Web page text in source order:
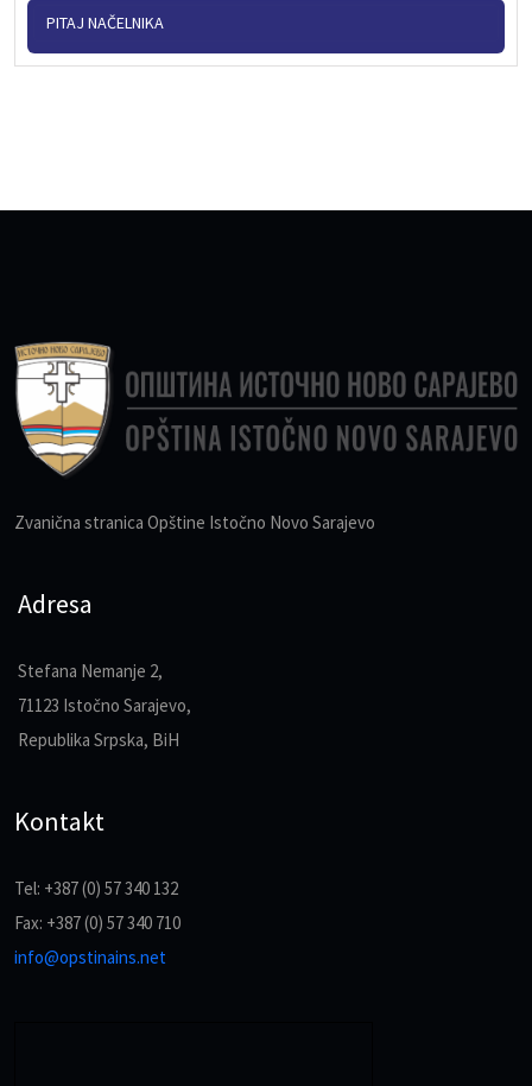
PITAJ NAČELNIKA
Zvanična stranica Opštine Istočno Novo Sarajevo
Adresa
Stefana Nemanje 2,
71123 Istočno Sarajevo,
Republika Srpska, BiH
Kontakt
Tel: +387 (0) 57 340 132
Fax: +387 (0) 57 340 710
info@opstinains.net